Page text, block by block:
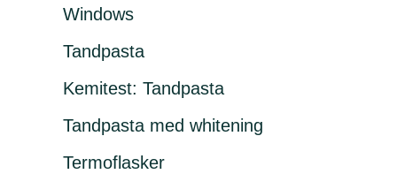
Windows
Tandpasta
Kemitest: Tandpasta
Tandpasta med whitening
Termoflasker